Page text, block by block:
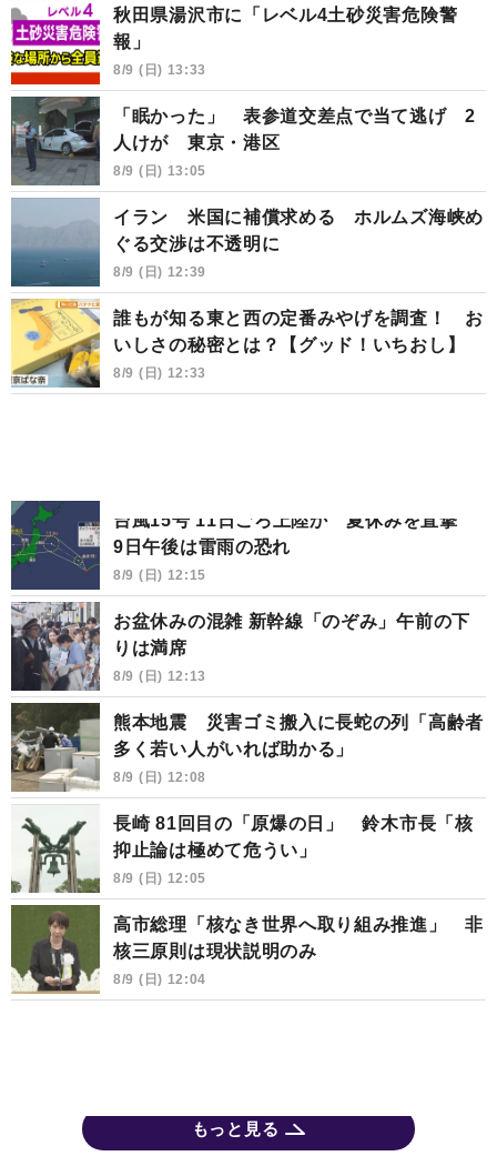
秋田県湯沢市に「レベル4土砂災害危険警
報」
8/9 (日) 13:33
「眠かった」 表参道交差点で当て逃げ 2
人けが 東京・港区
8/9 (日) 13:05
イラン 米国に補償求める ホルムズ海峡め
ぐる交渉は不透明に
8/9 (日) 12:39
誰もが知る東と西の定番みやげを調査！ お
いしさの秘密とは？【グッド！いちおし】
8/9 (日) 12:33
台風15号 11日ごろ上陸か 夏休みを直撃
9日午後は雷雨の恐れ
8/9 (日) 12:15
お盆休みの混雑 新幹線「のぞみ」午前の下
りは満席
8/9 (日) 12:13
熊本地震 災害ゴミ搬入に長蛇の列「高齢者
多く若い人がいれば助かる」
8/9 (日) 12:08
長崎 81回目の「原爆の日」 鈴木市長「核
抑止論は極めて危うい」
8/9 (日) 12:05
高市総理「核なき世界へ取り組み推進」 非
核三原則は現状説明のみ
8/9 (日) 12:04
もっと見る